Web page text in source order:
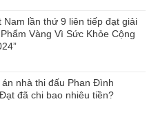
Nam lần thứ 9 liên tiếp đạt giải
Vàng Vì Sức Khỏe Cộng
án nhà thi đấu Phan Đình
đã chi bao nhiêu tiền?